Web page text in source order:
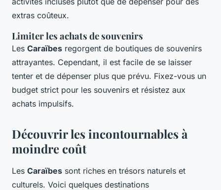
extras coûteux.
Limiter les achats de souvenirs
Les Caraïbes regorgent de boutiques de souvenirs
attrayantes. Cependant, il est facile de se laisser
tenter et de dépenser plus que prévu. Fixez-vous un
budget strict pour les souvenirs et résistez aux
achats impulsifs.
Découvrir les incontournables à
moindre coût
Les Caraïbes sont riches en trésors naturels et
culturels. Voici quelques destinations